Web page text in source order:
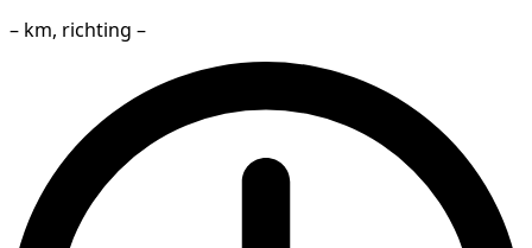
– km, richting –